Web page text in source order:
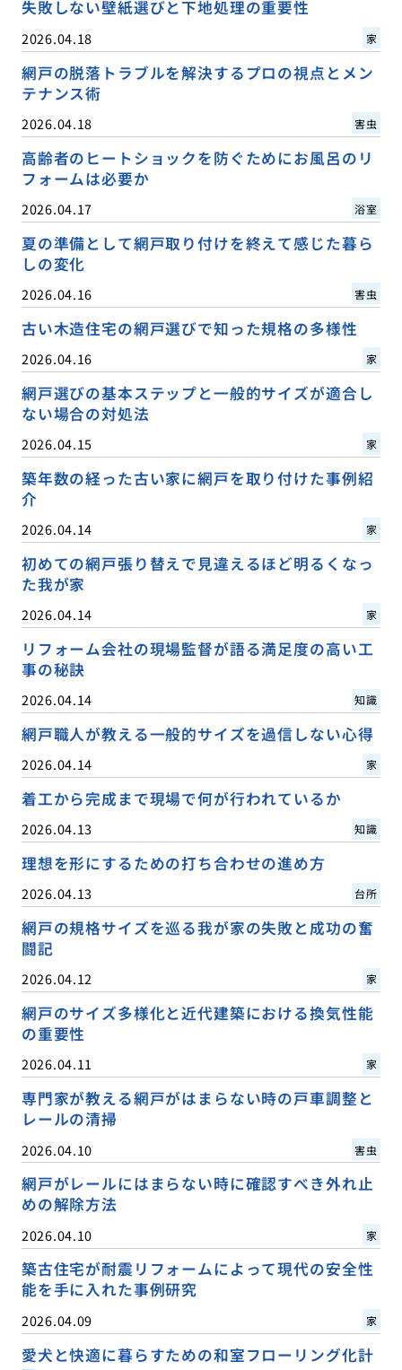
失敗しない壁紙選びと下地処理の重要性
2026.04.18 家
網戸の脱落トラブルを解決するプロの視点とメン
テナンス術
2026.04.18 害虫
高齢者のヒートショックを防ぐためにお風呂のリ
フォームは必要か
2026.04.17 浴室
夏の準備として網戸取り付けを終えて感じた暮ら
しの変化
2026.04.16 害虫
古い木造住宅の網戸選びで知った規格の多様性
2026.04.16 家
網戸選びの基本ステップと一般的サイズが適合し
ない場合の対処法
2026.04.15 家
築年数の経った古い家に網戸を取り付けた事例紹
介
2026.04.14 家
初めての網戸張り替えで見違えるほど明るくなっ
た我が家
2026.04.14 家
リフォーム会社の現場監督が語る満足度の高い工
事の秘訣
2026.04.14 知識
網戸職人が教える一般的サイズを過信しない心得
2026.04.14 家
着工から完成まで現場で何が行われているか
2026.04.13 知識
理想を形にするための打ち合わせの進め方
2026.04.13 台所
網戸の規格サイズを巡る我が家の失敗と成功の奮
闘記
2026.04.12 家
網戸のサイズ多様化と近代建築における換気性能
の重要性
2026.04.11 家
専門家が教える網戸がはまらない時の戸車調整と
レールの清掃
2026.04.10 害虫
網戸がレールにはまらない時に確認すべき外れ止
めの解除方法
2026.04.10 家
築古住宅が耐震リフォームによって現代の安全性
能を手に入れた事例研究
2026.04.09 家
愛犬と快適に暮らすための和室フローリング化計